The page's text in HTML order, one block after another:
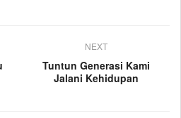
NEXT
Tuntun Generasi Kami
Jalani Kehidupan